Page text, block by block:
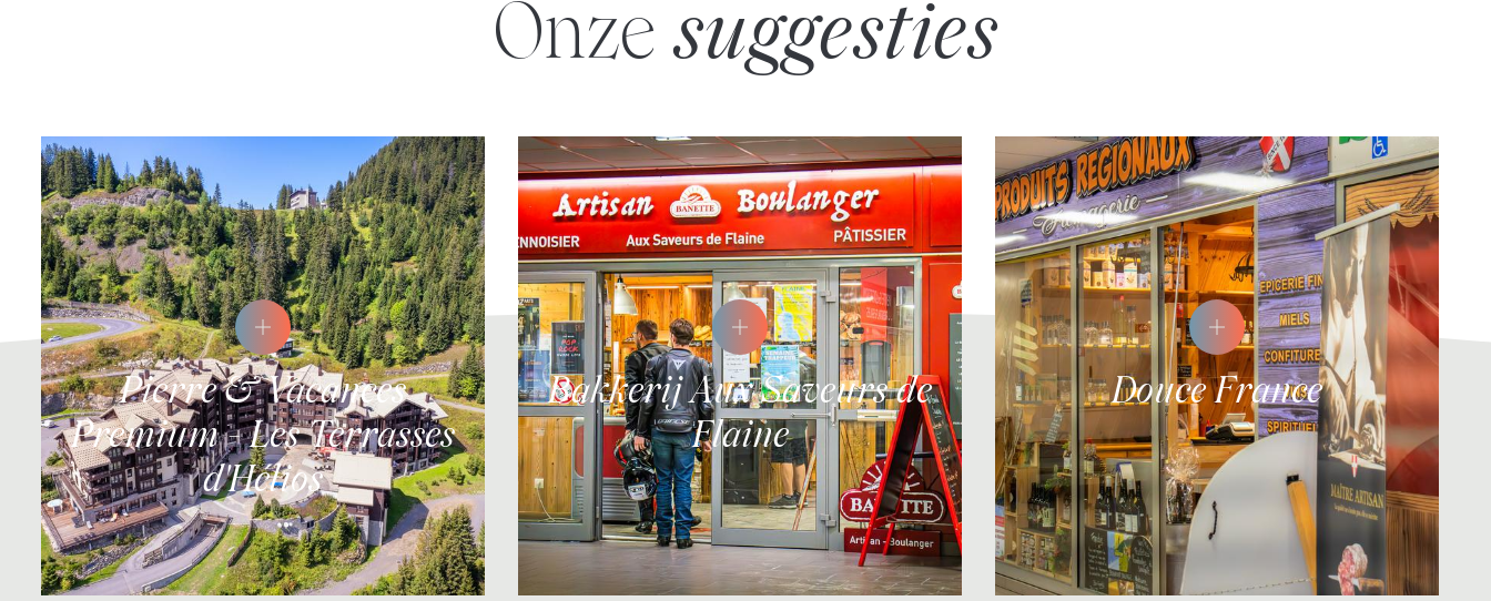
Onzesuggesties
Pierre & Vacances
Premium - Les Terrasses
d'Hélios
Bakkerij Aux Saveurs de
Flaine
Douce France